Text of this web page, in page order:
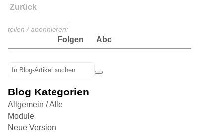
Zurück
teilen / abonnieren:
Folgen Abo
Blog Kategorien
Allgemein / Alle
Module
Neue Version